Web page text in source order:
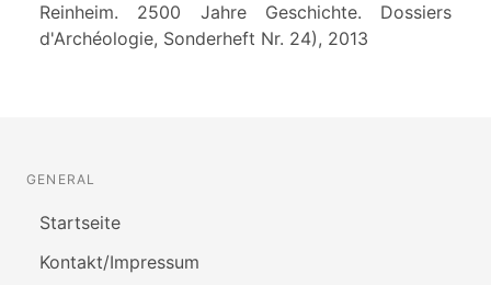
Reinheim. 2500 Jahre Geschichte. Dossiers
d'Archéologie, Sonderheft Nr. 24), 2013
GENERAL
Startseite
Kontakt/Impressum